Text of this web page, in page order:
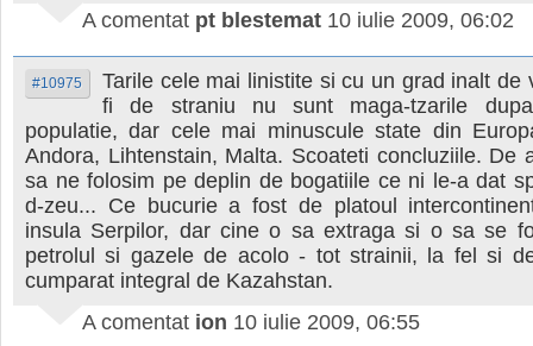
A comentat pt blestemat 10 iulie 2009, 06:02
#10975
Tarile cele mai linistite si cu un grad inalt de
fi de straniu nu sunt maga-tzarile
populatie, dar cele mai minuscule state din
Andora, Lihtenstain, Malta. Scoateti concluziile. De
sa ne folosim pe deplin de bogatiile ce ni le-a dat
d-zeu... Ce bucurie a fost de platoul
insula Serpilor, dar cine o sa extraga si o sa se
petrolul si gazele de acolo - tot strainii, la fel si
cumparat integral de Kazahstan.
A comentat ion 10 iulie 2009, 06:55